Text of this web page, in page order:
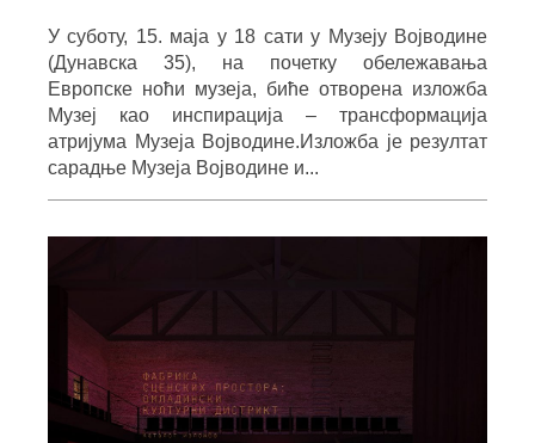
У суботу, 15. маја у 18 сати у Музеју Војводине
(Дунавска 35), на почетку обележавања
Европске ноћи музеја, биће отворена изложба
Музеј као инспирација – трансформација
атријума Музеја Војводине.Изложба је резултат
сарадње Музеја Војводине и...